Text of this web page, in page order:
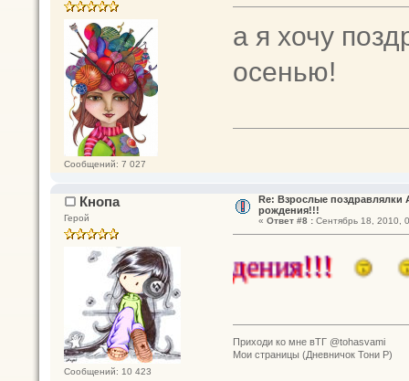
Сообщений: 7 027
а я хочу
осенью!
Кнопа
Герой
Сообщений: 10 423
Re: Взрослые поздравлялки
рождения!!!
« Ответ #8 :Сентябрь 18, 2010,
Приходи ко мне вТГ @tohasvami
Мои страницы (Дневничок Тони Р)